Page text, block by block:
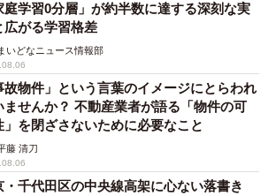
らそれで分かるはずだ！と怒られて
入れる共通の容器だから、こちらから
んです笑🤣
January 6, 2023
ではの投稿に加え、鬼滅とドラクエと
そして本当の専門は劇団四季という
か情報も満載。
庭学習0分層」が約半数に達する深刻な実
広がる学習格差
いどなニュース情報部
故物件」という言葉のイメージにとらわれ
ませんか？ 不動産業者が語る「物件の可
」を閉ざさないために必要なこと
藤 清刀
・千代田区の中央線高架に心ない落書き